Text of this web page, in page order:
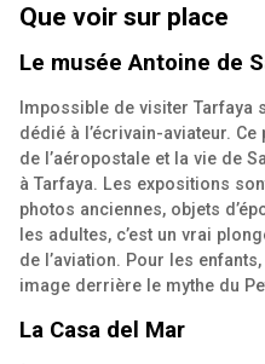
Que voir sur place
Le musée Antoine de
Impossible de visiter Tarfaya
dédié à l’écrivain-aviateur.
de l’aéropostale et la vie de
à Tarfaya. Les expositions
photos anciennes, objets
les adultes, c’est un vrai
de l’aviation. Pour les
image derrière le mythe du
La Casa del Mar